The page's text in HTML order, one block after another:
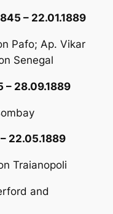
– 22.01.1889
Pafo; Ap. Vikar
Senegal
– 28.09.1889
22.05.1889
Traianopoli
and